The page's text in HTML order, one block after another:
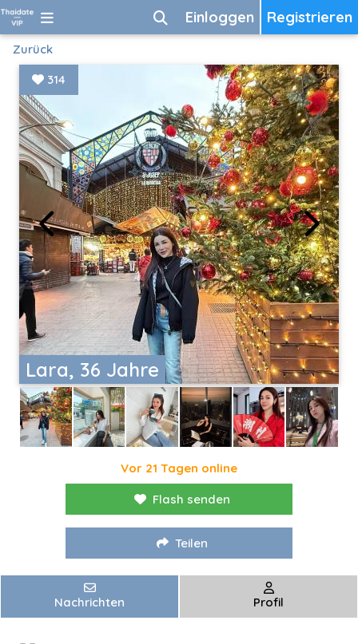
Registrieren
Einloggen
Zurück
Lara, 36 Jahre
314
Vor 21 Tagen online
Flash senden
Teilen
Nachrichten Profil